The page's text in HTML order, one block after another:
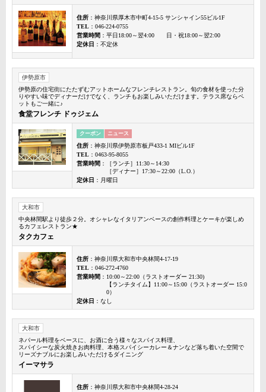
住所 ：神奈川県厚木市中町4-15-5 サンシャイン55ビル1F
TEL ：046-224-0755
営業時間 ：平日18:00～翌4:00 日・祝18:00～翌2:00
定休日 ：不定休
伊勢原市
伊勢原の住宅街にたたずむアットホームなフレンチレストラン。旬の食材を使った分
りやすい味でディナーだけでなく、ランチもお楽しみいただけます。テラス席ならペ
ットもご一緒に♪
食堂フレンチ ドゥジェム
クーポン ニュース
住所 ：神奈川県伊勢原市板戸433-1 MIビル1F
TEL ：0463-95-8055
営業時間 ：［ランチ］11:30～14:30
［ディナー］17:30～22:00（L.O.）
定休日 ：月曜日
大和市
中央林間駅より徒歩２分。オシャレなイタリアンベースの創作料理とケーキが楽しめ
るカフェレストラン★
タクカフェ
住所 ：神奈川県大和市中央林間4-17-19
TEL ：046-272-4760
営業時間 ：10:00～22:00（ラストオーダー 21:30)
【ランチタイム】11:00～15:00（ラストオーダー 15:0
0）
定休日 ：なし
大和市
ネパール料理をベースに、お酒に合う様々なスパイス料理、
スパイシーな炭火焼きお肉料理、本格スパイシーカレー＆ナンなど落ち着いた空間で
リーズナブルにお楽しみいただけるダイニング
イーマサラ
住所 ：神奈川県大和市中央林間4-28-24